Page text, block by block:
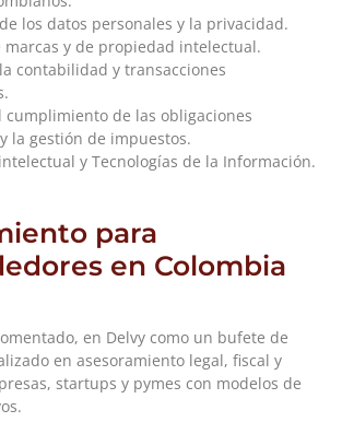
los datos personales y la privacidad.
marcas y de propiedad intelectual.
contabilidad y transacciones
cumplimiento de las obligaciones
la gestión de impuestos.
y Tecnologías de la Información.
para
en Colombia
en Delvy como un bufete de
en asesoramiento legal, fiscal y
startups y pymes con modelos de